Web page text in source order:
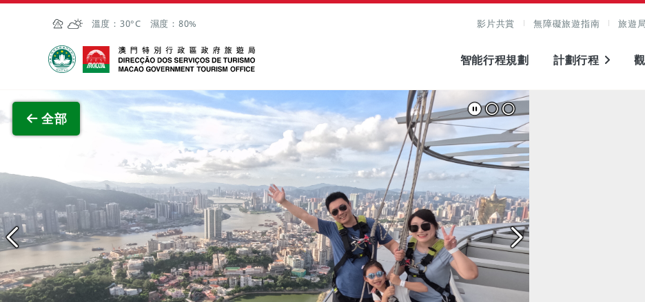
跳至主内容
溫度： 30°C 濕度： 80% 影片共賞 無障礙旅遊指南 旅遊
澳門特別行政區政府旅遊局
智能行程規劃 計劃行程
全部
查看原圖